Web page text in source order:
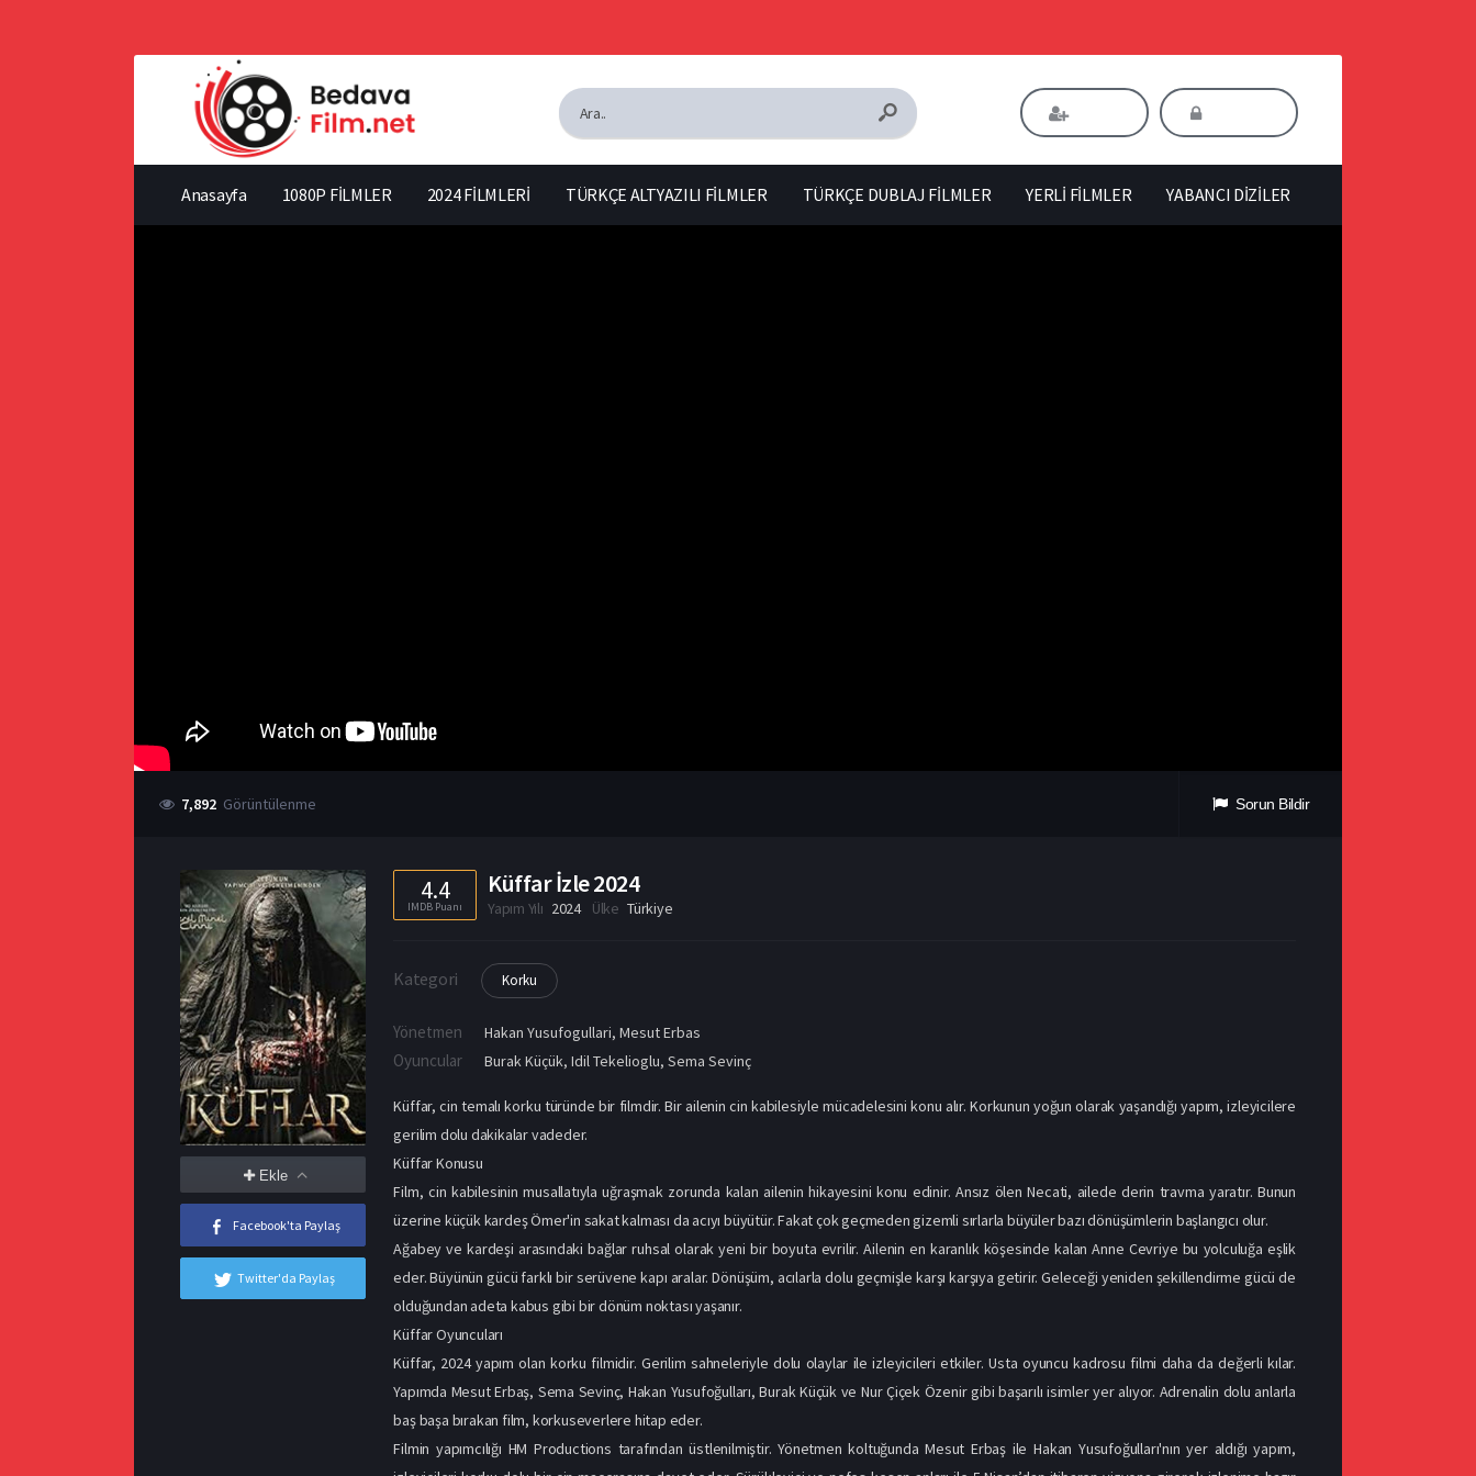
Anasayfa 1080P FİLMLER 2024 FİLMLERİ TÜRKÇE ALTYAZILI FİLMLER TÜRKÇE DUBLAJ FİLMLER YERLİ FİLMLER YABANCI DİZİLER
7,892 Görüntülenme Sorun Bildir
Ekle
Facebook'ta Paylaş
Twitter'da Paylaş
4.4
IMDB Puanı
Küffar İzle 2024
Yapım Yılı 2024 Ülke Türkiye
Kategori Korku
Yönetmen Hakan Yusufogullari,Mesut Erbas
Oyuncular Burak Küçük,Idil Tekelioglu,Sema Sevinç
Küffar, cin temalı korku türünde bir filmdir. Bir ailenin cin kabilesiyle mücadelesini konu alır. Korkunun yoğun olarak yaşandığı yapım, izleyicilere
gerilim dolu dakikalar vadeder.
Küffar Konusu
Film, cin kabilesinin musallatıyla uğraşmak zorunda kalan ailenin hikayesini konu edinir. Ansız ölen Necati, ailede derin travma yaratır. Bunun
üzerine küçük kardeş Ömer'in sakat kalması da acıyı büyütür. Fakat çok geçmeden gizemli sırlarla büyüler bazı dönüşümlerin başlangıcı olur.
Ağabey ve kardeşi arasındaki bağlar ruhsal olarak yeni bir boyuta evrilir. Ailenin en karanlık köşesinde kalan Anne Cevriye bu yolculuğa eşlik
eder. Büyünün gücü farklı bir serüvene kapı aralar. Dönüşüm, acılarla dolu geçmişle karşı karşıya getirir. Geleceği yeniden şekillendirme gücü de
olduğundan adeta kabus gibi bir dönüm noktası yaşanır.
Küffar Oyuncuları
Küffar, 2024 yapım olan korku filmidir. Gerilim sahneleriyle dolu olaylar ile izleyicileri etkiler. Usta oyuncu kadrosu filmi daha da değerli kılar.
Yapımda Mesut Erbaş, Sema Sevinç, Hakan Yusufoğulları, Burak Küçük ve Nur Çiçek Özenir gibi başarılı isimler yer alıyor. Adrenalin dolu anlarla
baş başa bırakan film, korkuseverlere hitap eder.
Filmin yapımcılığı HM Productions tarafından üstlenilmiştir. Yönetmen koltuğunda Mesut Erbaş ile Hakan Yusufoğulları'nın yer aldığı yapım,